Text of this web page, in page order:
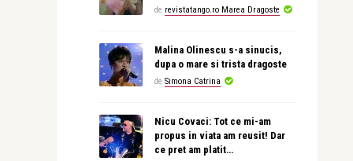
de revistatango.ro Marea Dragoste
Malina Olinescu s-a sinucis,
dupa o mare si trista dragoste
de Simona Catrina
Nicu Covaci: Tot ce mi-am
propus in viata am reusit! Dar
ce pret am platit…